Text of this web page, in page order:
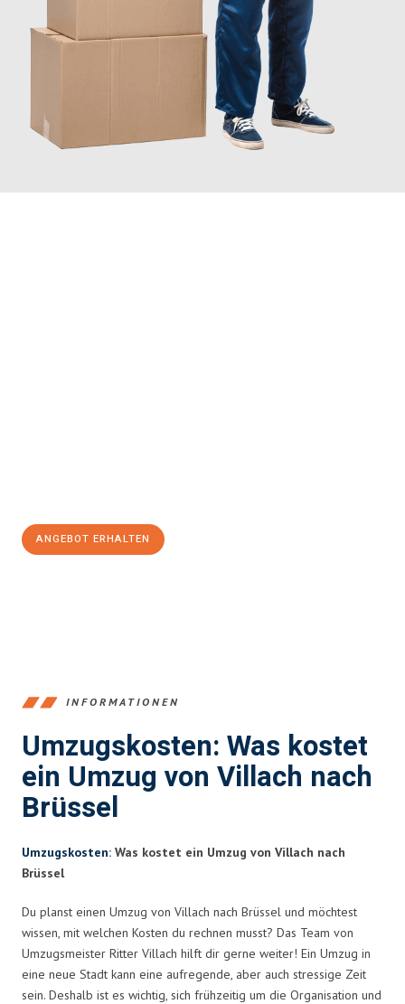
ANGEBOT ERHALTEN
INFORMATIONEN
Umzugskosten: Was kostet
ein Umzug von Villach nach
Brüssel
Umzugskosten: Was kostet ein Umzug von Villach nach
Brüssel
Du planst einen Umzug von Villach nach Brüssel und möchtest
wissen, mit welchen Kosten du rechnen musst? Das Team von
Umzugsmeister Ritter Villach hilft dir gerne weiter! Ein Umzug in
eine neue Stadt kann eine aufregende, aber auch stressige Zeit
sein. Deshalb ist es wichtig, sich frühzeitig um die Organisation und